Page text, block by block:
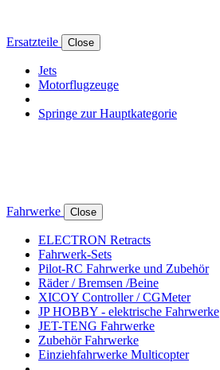
Ersatzteile Close
Jets
Motorflugzeuge
Springe zur Hauptkategorie
Fahrwerke Close
ELECTRON Retracts
Fahrwerk-Sets
Pilot-RC Fahrwerke und Zubehör
Räder / Bremsen /Beine
XICOY Controller / CGMeter
JP HOBBY - elektrische Fahrwerke
JET-TENG Fahrwerke
Zubehör Fahrwerke
Einziehfahrwerke Multicopter